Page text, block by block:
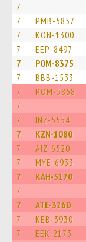
7
7 PMB-5857
7 KON-1300
7 EEP-8497
7 POM-8375
7 BBB-1533
7 POM-5858
7
7 INZ-5554
7 KZN-1080
7 AIZ-6520
7 MYE-6933
7 KAH-5170
7
7 ATE-3260
7 KEB-3930
7 EEK-2173